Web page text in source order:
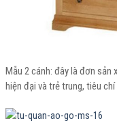
Mẫu 2 cánh: đây là đơn sản
hiện đại và trẻ trung, tiêu